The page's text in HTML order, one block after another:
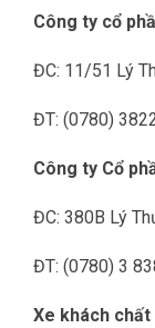
Công ty cổ
ĐC: 11/51 Lý
ĐT: (0780)
Công ty Cổ
ĐC: 380B Lý
ĐT: (0780) 3
Xe khách